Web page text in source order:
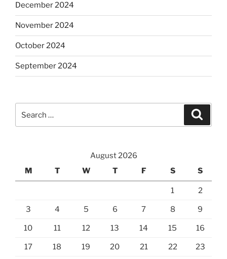
December 2024
November 2024
October 2024
September 2024
for:
August 2026
M
T W T F S S
1 2
3 4 5 6 7 8 9
10 11 12 13 14 15 16
17 18 19 20 21 22 23